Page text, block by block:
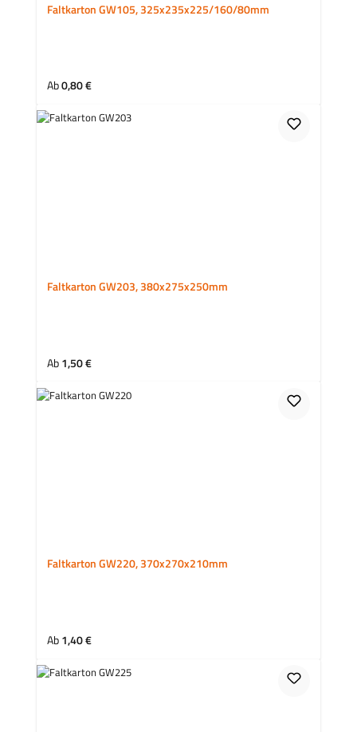
Faltkarton GW105, 325x235x225/160/80mm
Regulärer Preis:
Ab0,80 €
Faltkarton GW203, 380x275x250mm
Regulärer Preis:
Ab1,50 €
Faltkarton GW220, 370x270x210mm
Regulärer Preis:
Ab1,40 €